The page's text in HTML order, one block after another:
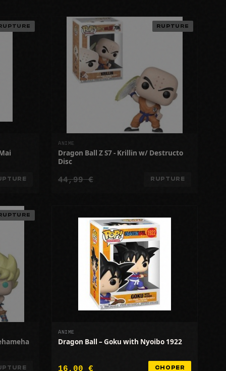
RUPTURE
ANIME
Dragon Ball Z S7 - Krillin w/ Destructo
Disc
44,99 € RUPTURE
ANIME
Dragon Ball – Goku with Nyoibo 1922
16,00 € CHOPER